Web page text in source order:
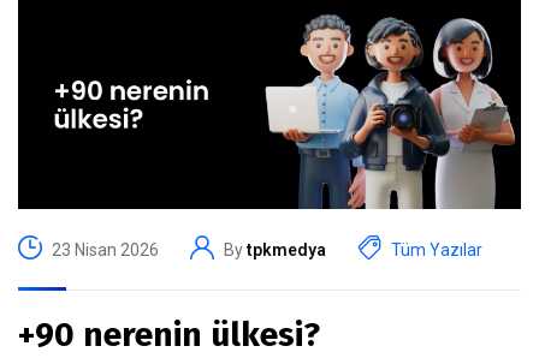
23 Nisan 2026 Bytpkmedya Tüm Yazılar
+90 nerenin ülkesi?